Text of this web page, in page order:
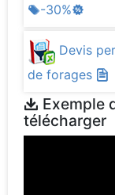
-30%
Devis
de forages
Exemple
télécharger